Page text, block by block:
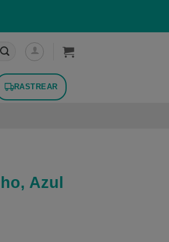
RASTREAR
Azul